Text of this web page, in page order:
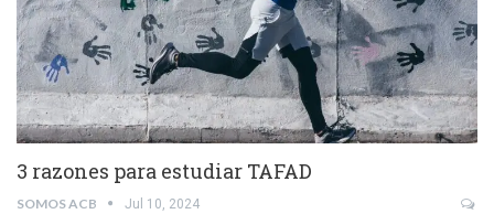
3 razones para estudiar TAFAD
SOMOS ACB Jul 10, 2024